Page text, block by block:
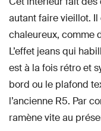
autant faire vieillot.
chaleureux, comme
L’effet jeans qui
est à la fois rétro et
bord ou le plafond
l’ancienne R5. Par
ramène vite au